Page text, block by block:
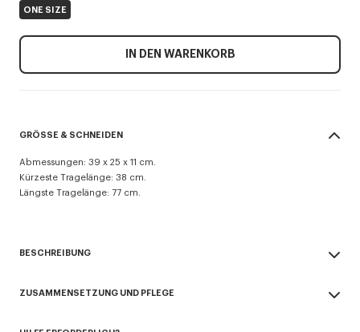
ONE SIZE
IN DEN WARENKORB
GRÖSSE & SCHNEIDEN
Abmessungen: 39 x 25 x 11 cm.
Kürzeste Tragelänge: 38 cm.
Längste Tragelänge: 77 cm.
BESCHREIBUNG
Nylon.
ZUSAMMENSETZUNG UND PFLEGE